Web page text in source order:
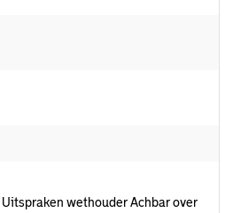
Uitspraken wethouder Achbar over